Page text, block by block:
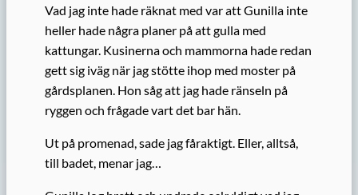
Vad jag inte hade räknat med var att Gunilla inte
heller hade några planer på att gulla med
kattungar. Kusinerna och mammorna hade redan
gett sig iväg när jag stötte ihop med moster på
gårdsplanen. Hon såg att jag hade ränseln på
ryggen och frågade vart det bar hän.
Ut på promenad, sade jag fåraktigt. Eller, alltså,
till badet, menar jag…